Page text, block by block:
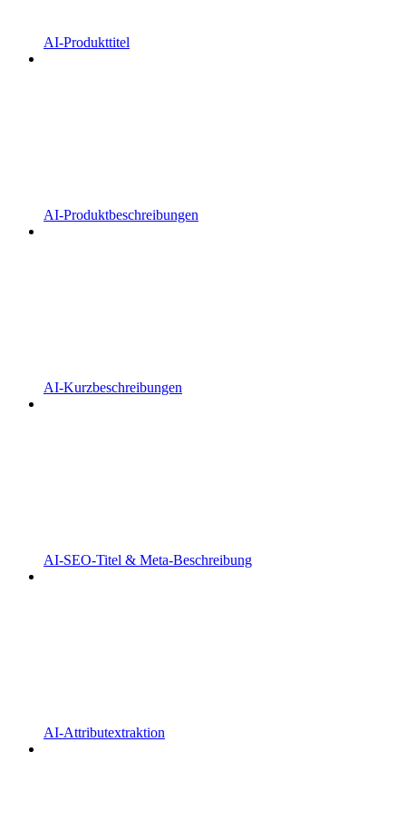
AI-Produkttitel
AI-Produktbeschreibungen
AI-Kurzbeschreibungen
AI-SEO-Titel & Meta-Beschreibung
AI-Attributextraktion